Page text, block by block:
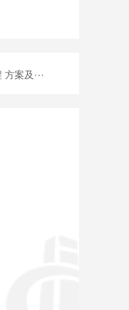
招标···